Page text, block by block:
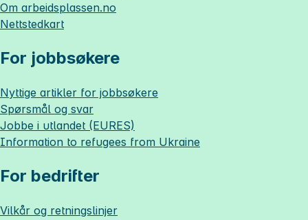
Om arbeidsplassen.no
Nettstedkart
For jobbsøkere
Nyttige artikler for jobbsøkere
Spørsmål og svar
Jobbe i utlandet (EURES)
Information to refugees from Ukraine
For bedrifter
Vilkår og retningslinjer